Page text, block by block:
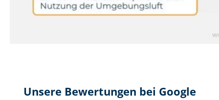
Unsere Bewertungen bei Google